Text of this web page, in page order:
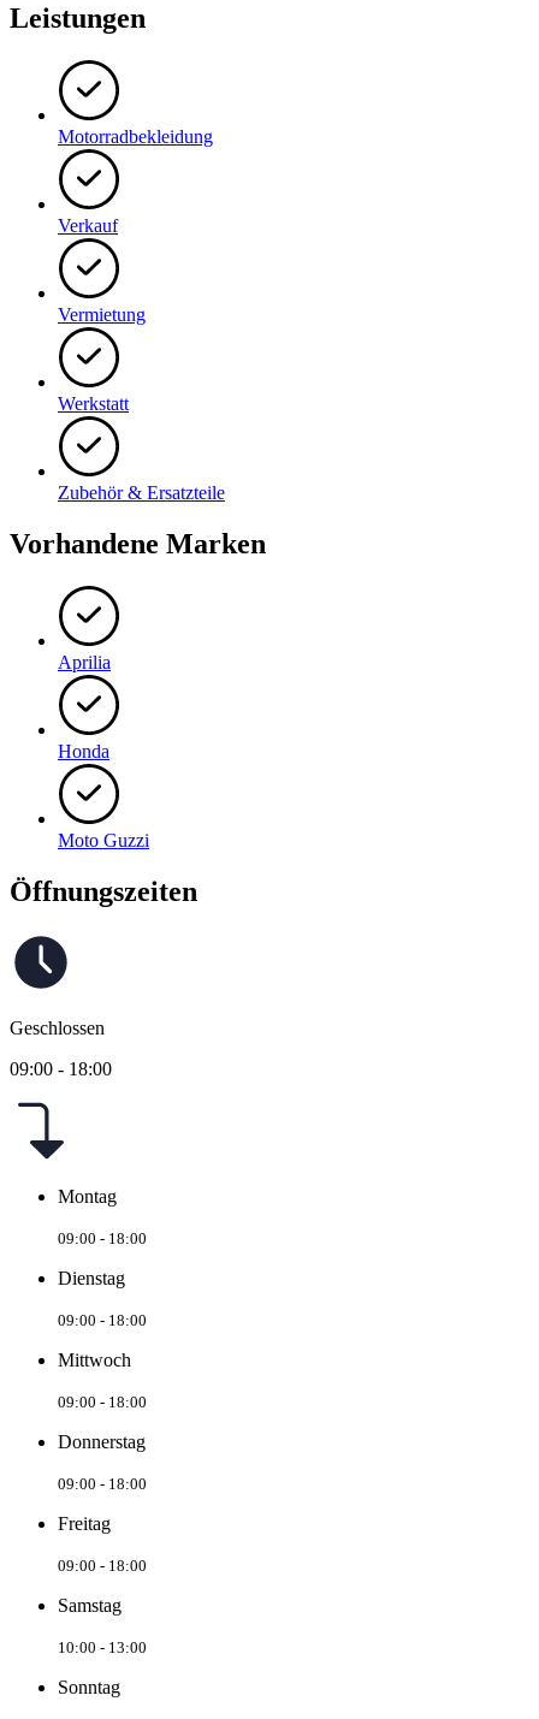
Leistungen
Motorradbekleidung
Verkauf
Vermietung
Werkstatt
Zubehör & Ersatzteile
Vorhandene Marken
Aprilia
Honda
Moto Guzzi
Öffnungszeiten
Geschlossen
09:00 - 18:00
Montag
09:00 - 18:00
Dienstag
09:00 - 18:00
Mittwoch
09:00 - 18:00
Donnerstag
09:00 - 18:00
Freitag
09:00 - 18:00
Samstag
10:00 - 13:00
Sonntag